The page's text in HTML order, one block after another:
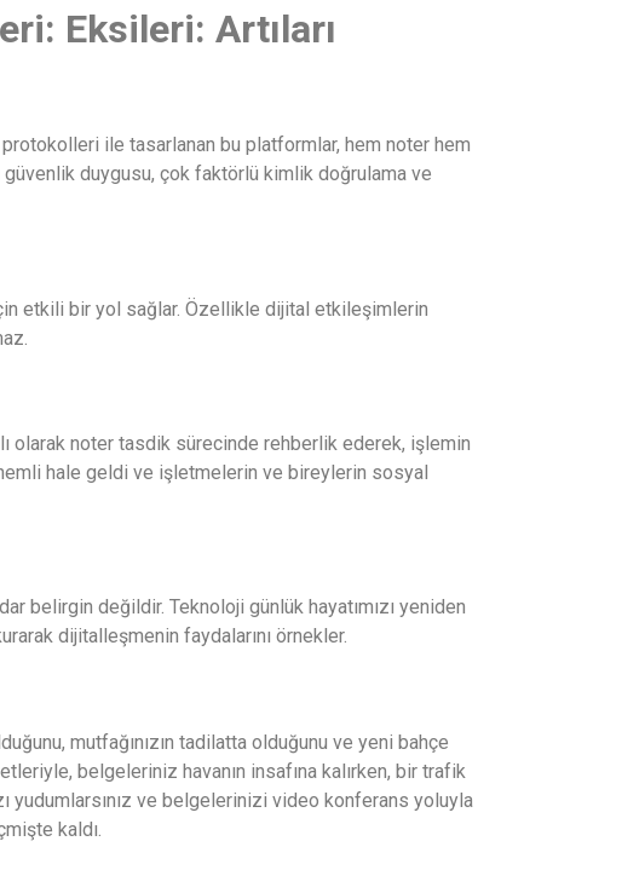
Eksileri: Artıları
ile tasarlanan bu platformlar, hem noter hem
duygusu, çok faktörlü kimlik doğrulama ve
etkili bir yol sağlar. Özellikle dijital etkileşimlerin
olarak noter tasdik sürecinde rehberlik ederek, işlemin
hale geldi ve işletmelerin ve bireylerin sosyal
belirgin değildir. Teknoloji günlük hayatımızı yeniden
dijitalleşmenin faydalarını örnekler.
mutfağınızın tadilatta olduğunu ve yeni bahçe
belgeleriniz havanın insafına kalırken, bir trafik
yudumlarsınız ve belgelerinizi video konferans yoluyla
kaldı.